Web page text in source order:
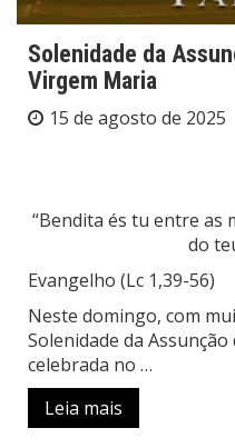
Solenidade da
Virgem Maria
15 de agosto de 2025
“Bendita és tu entre
do
Evangelho (Lc 1,39-56)
Neste domingo, com
Solenidade da
celebrada no …
Leia mais